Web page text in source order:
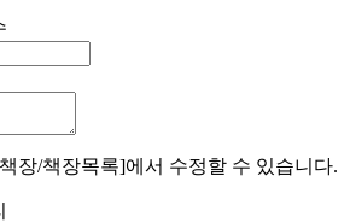
장/책장목록]에서 수정할 수 있습니다.